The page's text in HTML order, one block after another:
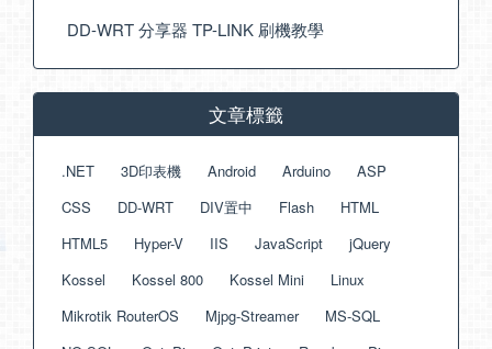
DD-WRT 分享器 TP-LINK 刷機教學
文章標籤
.NET 3D印表機 Android Arduino
ASP
CSS
DD-WRT DIV置中 Flash
HTML
HTML5
Hyper-V IIS JavaScript
jQuery
Kossel
Kossel 800 Kossel Mini
Linux
Mikrotik RouterOS
Mjpg-Streamer
MS-SQL